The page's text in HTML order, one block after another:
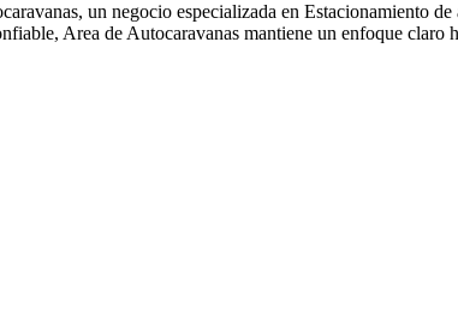
un negocio especializada en Estacionamiento
Area de Autocaravanas mantiene un enfoque claro